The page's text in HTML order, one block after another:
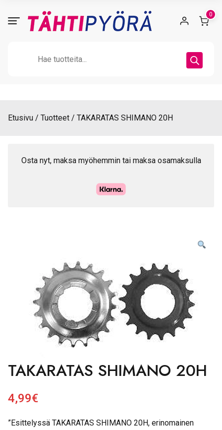
0
Etusivu Tuotteet TAKARATAS SHIMANO 20H
Osta nyt, maksa myöhemmin tai maksa osamaksulla
TAKARATAS SHIMANO 20H
4,99€
”Esittelyssä TAKARATAS SHIMANO 20H, erinomainen